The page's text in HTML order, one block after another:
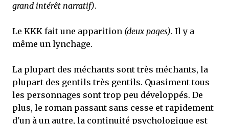
grand intérêt narratif).
Le KKK fait une apparition (deux pages). Il y a
même un lynchage.
La plupart des méchants sont très méchants, la
plupart des gentils très gentils. Quasiment tous
les personnages sont trop peu développés. De
plus, le roman passant sans cesse et rapidement
d'un à un autre, la continuité psychologique est